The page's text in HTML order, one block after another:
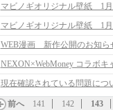
マビノギオリジナル壁紙 1
マビノギオリジナル壁紙 1
WEB漫画 新作公開のお知ら
NEXON×WebMoney コラボ
現在確認されている問題につ
前へ 141 142 143